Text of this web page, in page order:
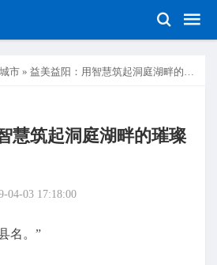
市 » 益美益阳：用智慧筑起洞庭湖畔的璀璨明珠
慧筑起洞庭湖畔的璀璨
04-03 17:18:00
名。”